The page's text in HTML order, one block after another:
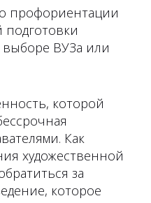
профориентации
подготовки
ВУЗа или
которой
Как
художественной
за
которое